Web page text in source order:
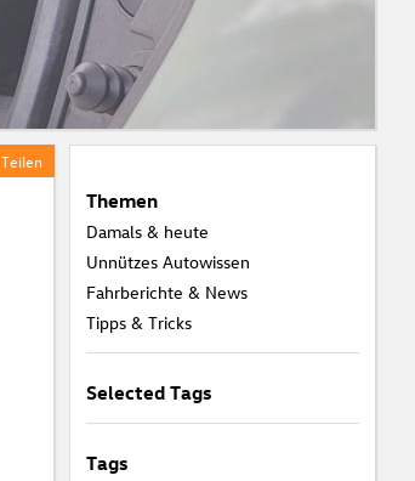
Teilen
Themen
Damals & heute
Unnützes Autowissen
Fahrberichte & News
Tipps & Tricks
Selected Tags
Tags